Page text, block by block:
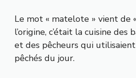
Le mot « matelote » vient de
l’origine, c’était la cuisine des
et des pêcheurs qui
pêchés du jour.